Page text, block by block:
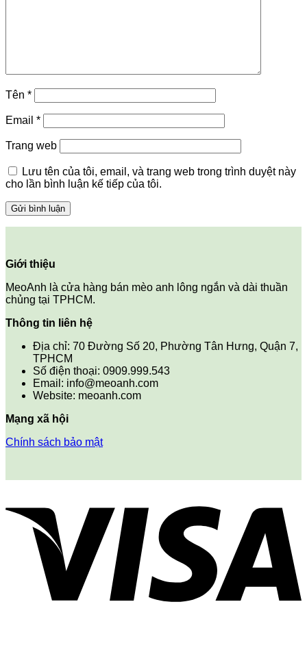
Tên *
Email *
Trang web
Lưu tên của tôi, email, và trang web trong trình duyệt này
cho lần bình luận kế tiếp của tôi.
Giới thiệu
MeoAnh là cửa hàng bán mèo anh lông ngắn và dài thuần
chủng tại TPHCM.
Thông tin liên hệ
Địa chỉ: 70 Đường Số 20, Phường Tân Hưng, Quận 7,
TPHCM
Số điện thoại: 0909.999.543
Email: info@meoanh.com
Website: meoanh.com
Mạng xã hội
Chính sách bảo mật